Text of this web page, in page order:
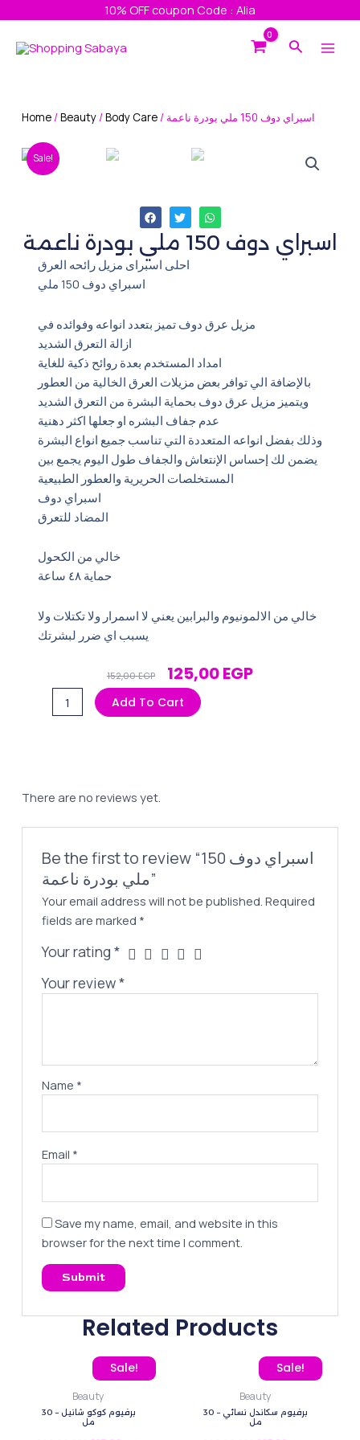
content
10% OFF coupon Code : Alia
Search
اسبراي دوف 150 ملي بودرة ناعمة
احلى اسبراى مزيل رائحه العرق
اسبراي دوف 150 ملي
مزيل عرق دوف تميز بتعدد انواعه وفوائده في
ازالة التعرق الشديد
امداد المستخدم بعدة روائح ذكية للغاية
بالإضافة الي توافر بعض مزيلات العرق الخالية من العطور
ويتميز مزيل عرق دوف بحماية البشرة من التعرق الشديد
عدم جفاف البشره او جعلها اكثر دهنية
وذلك بفضل انواعه المتعددة التي تناسب جميع انواع البشرة
يضمن لك إحساس الإنتعاش والجفاف طول اليوم يجمع بين
المستخلصات الحريرية والعطور الطبيعية
اسبراي دوف
المضاد للتعرق
خالي من الكحول
حماية ٤٨ ساعة
خالي من الالمونيوم والبرابين يعني لا اسمرار ولا تكتلات ولا
يسبب اي ضرر لبشرتك
152,00EGP Original
Price
Was:
125,00EGPCurrent
ناعمة
Add To Cart
Home/Beauty/Body Care / اسبراي دوف 150 ملي بودرة ناعمة
Sale!
There are no reviews yet.
Be the first to review “اسبراي دوف 150
ملي بودرة ناعمة”
Your email address will not be published. Required
fields are marked *
Your rating*
Your review*
Name *
Email *
Save my name, email, and website in this
browser for the next time I comment.
Related Products
Sale!
Beauty
برفيوم كوكو شانيل – 30
مل
Original price was: 260,00 EGP.
Current price is: 195,00 EGP. Sale!
Beauty
برفيوم سكاندل نسائي – 30
مل
Original price was:
Current